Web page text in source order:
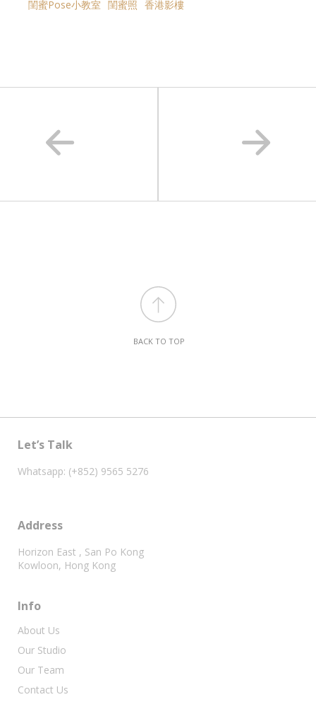
閨蜜Pose小教室 閨蜜照 香港影樓
BACK TO TOP
Let’s Talk
Whatsapp: (+852) 9565 5276
Address
Horizon East , San Po Kong
Kowloon, Hong Kong
Info
About Us
Our Studio
Our Team
Contact Us